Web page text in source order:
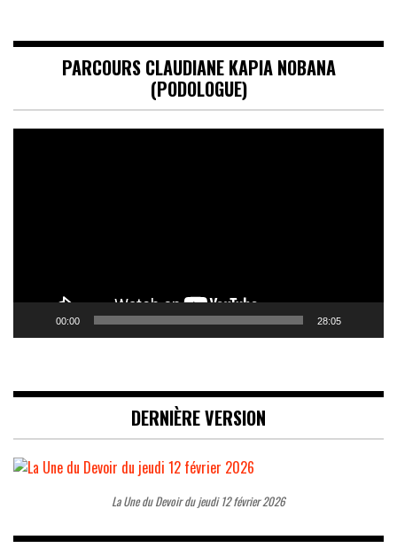
PARCOURS CLAUDIANE KAPIA NOBANA
(PODOLOGUE)
00:00 28:05
DERNIÈRE VERSION
La Une du Devoir du jeudi 12 février 2026